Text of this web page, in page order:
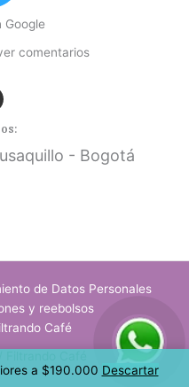
a $190.000 Descartar
Google
comentarios
- Bogotá
de Datos Personales
y reebolsos
Café